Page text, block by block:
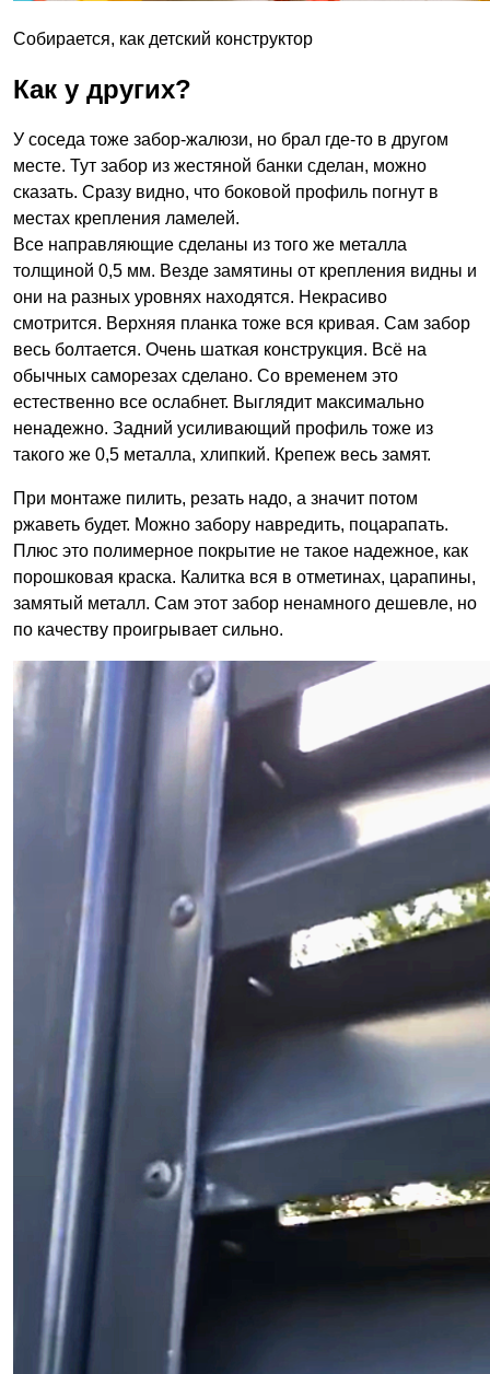
Собирается, как детский конструктор
Как у других?
У соседа тоже забор-жалюзи, но брал где-то в другом
месте. Тут забор из жестяной банки сделан, можно
сказать. Сразу видно, что боковой профиль погнут в
местах крепления ламелей.
Все направляющие сделаны из того же металла
толщиной 0,5 мм. Везде замятины от крепления видны и
они на разных уровнях находятся. Некрасиво
смотрится. Верхняя планка тоже вся кривая. Сам забор
весь болтается. Очень шаткая конструкция. Всё на
обычных саморезах сделано. Со временем это
естественно все ослабнет. Выглядит максимально
ненадежно. Задний усиливающий профиль тоже из
такого же 0,5 металла, хлипкий. Крепеж весь замят.
При монтаже пилить, резать надо, а значит потом
ржаветь будет. Можно забору навредить, поцарапать.
Плюс это полимерное покрытие не такое надежное, как
порошковая краска. Калитка вся в отметинах, царапины,
замятый металл. Сам этот забор ненамного дешевле, но
по качеству проигрывает сильно.